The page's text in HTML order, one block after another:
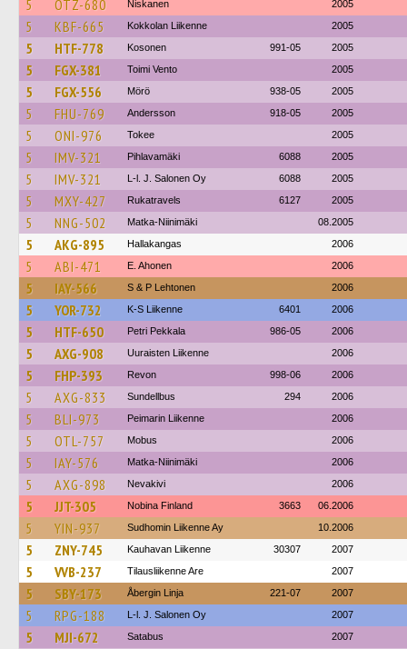
5 OTZ-680 Niskanen 2005
5 KBF-665 Kokkolan Liikenne 2005
5 HTF-778 Kosonen 991-05 2005
5 FGX-381 Toimi Vento 2005
5 FGX-556 Mörö 938-05 2005
5 FHU-769 Andersson 918-05 2005
5 ONI-976 Tokee 2005
5 IMV-321 Pihlavamäki 6088 2005
5 IMV-321 L-l. J. Salonen Oy 6088 2005
5 MXY-427 Rukatravels 6127 2005
5 NNG-502 Matka-Niinimäki 08.2005
5 AKG-895 Hallakangas 2006
5 ABI-471 E. Ahonen 2006
5 IAY-566 S & P Lehtonen 2006
5 YOR-732 K-S Liikenne 6401 2006
5 HTF-650 Petri Pekkala 986-05 2006
5 AXG-908 Uuraisten Liikenne 2006
5 FHP-393 Revon 998-06 2006
5 AXG-833 Sundellbus 294 2006
5 BLI-973 Peimarin Liikenne 2006
5 OTL-757 Mobus 2006
5 IAY-576 Matka-Niinimäki 2006
5 AXG-898 Nevakivi 2006
5 JJT-305 Nobina Finland 3663 06.2006
5 YIN-937 Sudhomin Liikenne Ay 10.2006
5 ZNY-745 Kauhavan Liikenne 30307 2007
5 VVB-237 Tilausliikenne Are 2007
5 SBY-173 Åbergin Linja 221-07 2007
5 RPG-188 L-l. J. Salonen Oy 2007
5 MJI-672 Satabus 2007